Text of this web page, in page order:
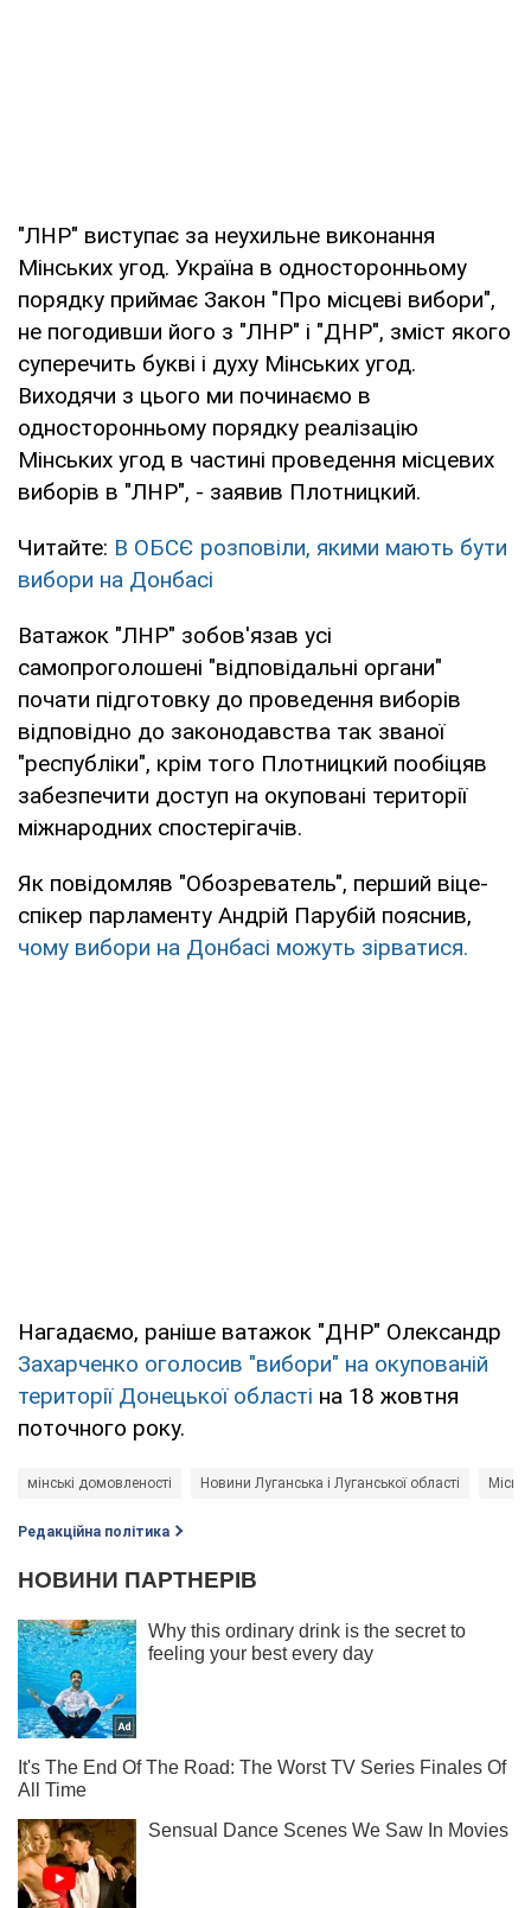
"ЛНР" виступає за неухильне виконання
Мінських угод. Україна в односторонньому
порядку приймає Закон "Про місцеві вибори",
не погодивши його з "ЛНР" і "ДНР", зміст якого
суперечить букві і духу Мінських угод.
Виходячи з цього ми починаємо в
односторонньому порядку реалізацію
Мінських угод в частині проведення місцевих
виборів в "ЛНР", - заявив Плотницкий.
Читайте: В ОБСЄ розповіли, якими мають бути
вибори на Донбасі
Ватажок "ЛНР" зобов'язав усі
самопроголошені "відповідальні органи"
почати підготовку до проведення виборів
відповідно до законодавства так званої
"республіки", крім того Плотницкий пообіцяв
забезпечити доступ на окуповані території
міжнародних спостерігачів.
Як повідомляв "Обозреватель", перший віце-
спікер парламенту Андрій Парубій пояснив,
чому вибори на Донбасі можуть зірватися.
Нагадаємо, раніше ватажок "ДНР" Олександр
Захарченко оголосив "вибори" на окупованій
території Донецької області на 18 жовтня
поточного року.
мінські домовленості Новини Луганська і Луганської області
Редакційна політика